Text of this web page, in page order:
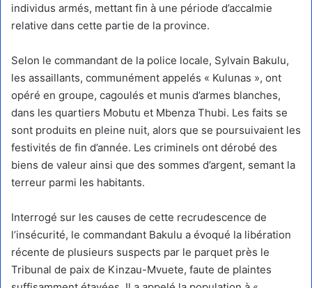
individus armés, mettant fin à une période d’accalmie
relative dans cette partie de la province.
Selon le commandant de la police locale, Sylvain Bakulu,
les assaillants, communément appelés « Kulunas », ont
opéré en groupe, cagoulés et munis d’armes blanches,
dans les quartiers Mobutu et Mbenza Thubi. Les faits se
sont produits en pleine nuit, alors que se poursuivaient les
festivités de fin d’année. Les criminels ont dérobé des
biens de valeur ainsi que des sommes d’argent, semant la
terreur parmi les habitants.
Interrogé sur les causes de cette recrudescence de
l’insécurité, le commandant Bakulu a évoqué la libération
récente de plusieurs suspects par le parquet près le
Tribunal de paix de Kinzau-Mvuete, faute de plaintes